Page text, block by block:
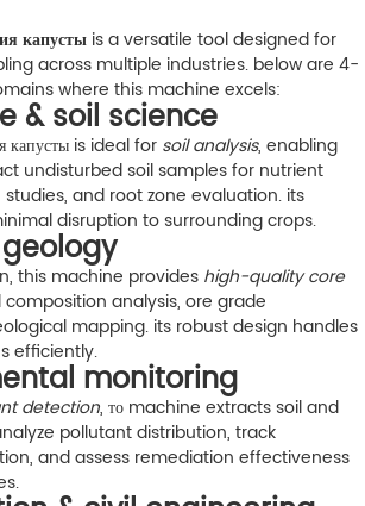
капусты is a versatile tool designed for
across multiple industries. below are 4-
where this machine excels:
& soil science
капусты is ideal for soil analysis, enabling
undisturbed soil samples for nutrient
and root zone evaluation. its
disruption to surrounding crops.
this machine provides high-quality core
analysis, ore grade
mapping. its robust design handles
efficiently.
monitoring
detection, то machine extracts soil and
pollutant distribution, track
and assess remediation effectiveness